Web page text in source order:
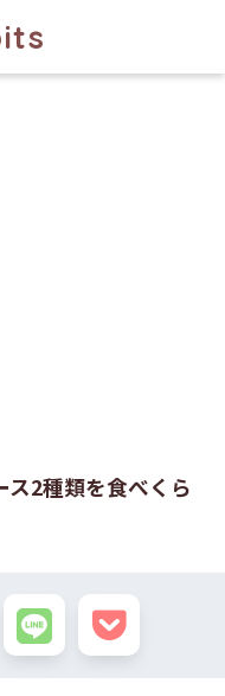
2種類を食べくら